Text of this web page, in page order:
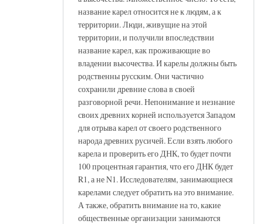
название карел относится не к людям, а к
территории. Люди, живущие на этой
территории, и получили впоследствии
название карел, как проживающие во
владении высочества. И карелы должны быть
родственны русским. Они частично
сохранили древние слова в своей
разговорной речи. Непонимание и незнание
своих древних корней используется Западом
для отрыва карел от своего родственного
народа древних русичей. Если взять любого
карела и проверить его ДНК, то будет почти
100 процентная гарантия, что его ДНК будет
R1, а не N1. Исследователям, занимающиеся
карелами следует обратить на это внимание.
А также, обратить внимание на то, какие
общественные организации занимаются